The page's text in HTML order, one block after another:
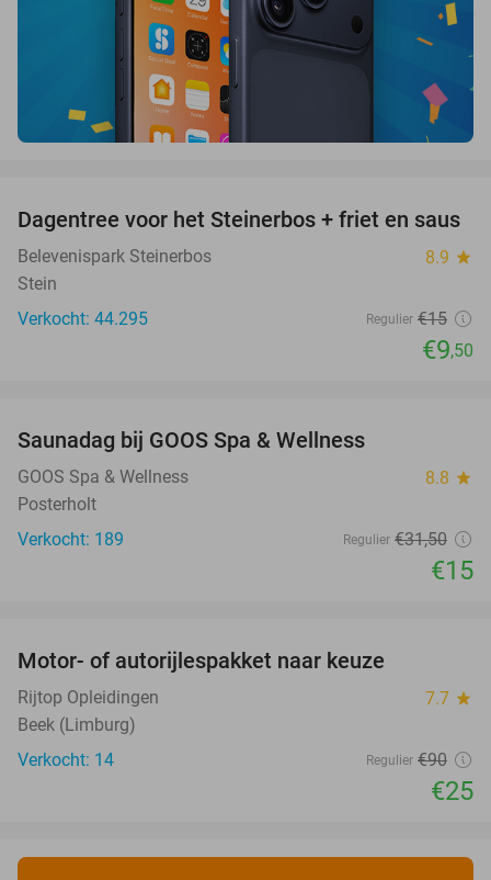
37%
Dagentree voor het Steinerbos + friet en saus
Belevenispark Steinerbos 8.9 star
Stein
Verkocht: 44.295
Regulier €15
€9,50
Saunadag bij GOOS Spa & Wellness
GOOS Spa & Wellness 8.8 star
Posterholt
Verkocht: 189
Regulier €31,50
€15
Motor- of autorijlespakket naar keuze
Rijtop Opleidingen 7.7 star
Beek (Limburg)
Verkocht: 14
Regulier €90
€25